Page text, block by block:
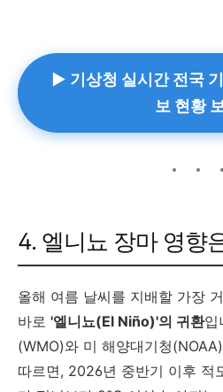
▶ 기상청 실시간 전국
보 현황
4. 엘니뇨 장마 영향
올해 여름 날씨를 지배할 가장
바로 '엘니뇨(El Niño)'의 귀환입
(WMO)와 미 해양대기청
따르면, 2026년 중반기 이후 적